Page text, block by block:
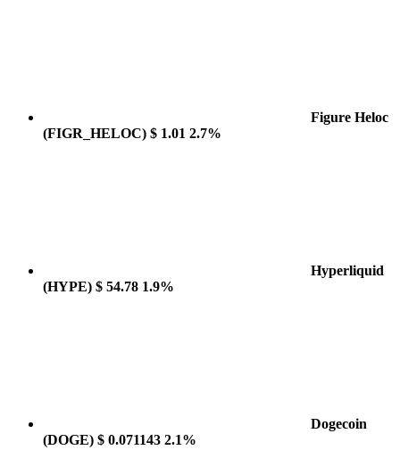
Figure Heloc
(FIGR_HELOC) $ 1.01 2.7%
Hyperliquid
(HYPE) $ 54.78 1.9%
Dogecoin
(DOGE) $ 0.071143 2.1%